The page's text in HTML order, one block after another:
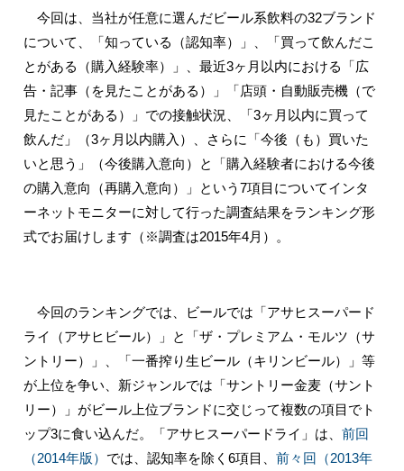
今回は、当社が任意に選んだビール系飲料の32ブランド
について、「知っている（認知率）」、「買って飲んだこ
とがある（購入経験率）」、最近3ヶ月以内における「広
告・記事（を見たことがある）」「店頭・自動販売機（で
見たことがある）」での接触状況、「3ヶ月以内に買って
飲んだ」（3ヶ月以内購入）、さらに「今後（も）買いた
いと思う」（今後購入意向）と「購入経験者における今後
の購入意向（再購入意向）」という7項目についてインタ
ーネットモニターに対して行った調査結果をランキング形
式でお届けします（※調査は2015年4月）。
今回のランキングでは、ビールでは「アサヒスーパード
ライ（アサヒビール）」と「ザ・プレミアム・モルツ（サ
ントリー）」、「一番搾り生ビール（キリンビール）」等
が上位を争い、新ジャンルでは「サントリー金麦（サント
リー）」がビール上位ブランドに交じって複数の項目でト
ップ3に食い込んだ。「アサヒスーパードライ」は、前回
（2014年版） では、認知率を除く6項目、前々回（2013年